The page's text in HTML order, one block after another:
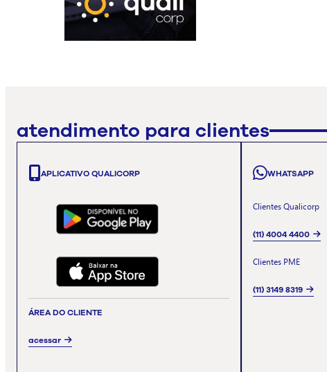
atendimento para clientes
APLICATIVO QUALICORP
ÁREA DO CLIENTE
acessar
WHATSAPP
Clientes Qualicorp
(11) 4004 4400
Clientes PME
(11) 3149 8319